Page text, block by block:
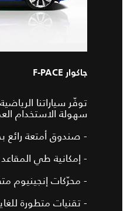
جاكوار F-PACE
توفّر سياراتنا
سهولة الاستخدام
- صندوق أمتعة رائع بحجمه
- إمكانية طي
- محرّكات إنجينيوم
- تقنيات متطورة